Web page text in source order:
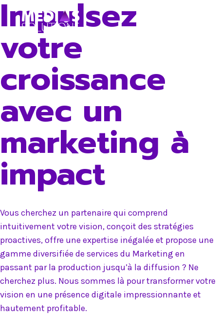
Skip
Impulsez
votre
croissance
avec un
marketing à
impact
Vous cherchez un partenaire qui comprend
intuitivement votre vision, conçoit des stratégies
proactives, offre une expertise inégalée et propose une
gamme diversifiée de services du Marketing en
passant par la production jusqu’à la diffusion ? Ne
cherchez plus. Nous sommes là pour transformer votre
vision en une présence digitale impressionnante et
hautement profitable.